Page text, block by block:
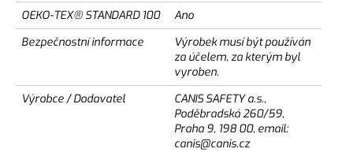
OEKO-TEX® STANDARD 100
Ano
Bezpečnostní informace
Výrobek musí být používán
za účelem, za kterým byl
vyroben.
Výrobce / Dodavatel
CANIS SAFETY a.s.,
Poděbradská 260/59,
Praha 9, 198 00, email:
canis@canis.cz